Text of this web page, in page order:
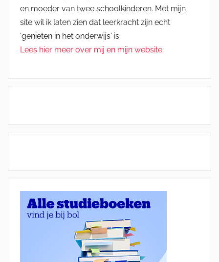
en moeder van twee schoolkinderen. Met mijn
site wil ik laten zien dat leerkracht zijn echt
'genieten in het onderwijs' is.
Lees hier meer over mij en mijn website.